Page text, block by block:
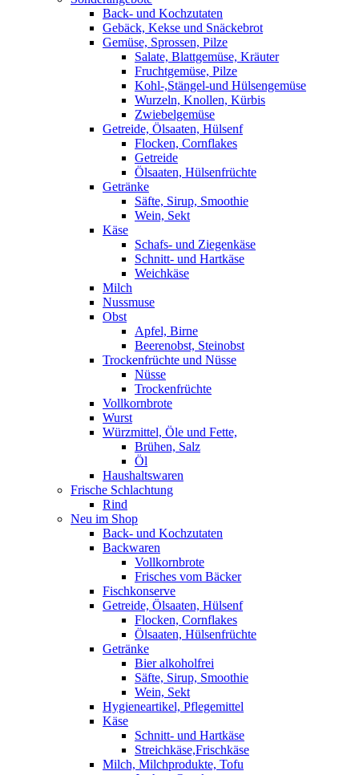
Back- und Kochzutaten
Gebäck, Kekse und Snäckebrot
Gemüse, Sprossen, Pilze
Salate, Blattgemüse, Kräuter
Fruchtgemüse, Pilze
Kohl-,Stängel-und Hülsengemüse
Wurzeln, Knollen, Kürbis
Zwiebelgemüse
Getreide, Ölsaaten, Hülsenf
Flocken, Cornflakes
Getreide
Ölsaaten, Hülsenfrüchte
Getränke
Säfte, Sirup, Smoothie
Wein, Sekt
Käse
Schafs- und Ziegenkäse
Schnitt- und Hartkäse
Weichkäse
Milch
Nussmuse
Obst
Apfel, Birne
Beerenobst, Steinobst
Trockenfrüchte und Nüsse
Nüsse
Trockenfrüchte
Vollkornbrote
Wurst
Würzmittel, Öle und Fette,
Brühen, Salz
Öl
Haushaltswaren
Frische Schlachtung
Rind
Neu im Shop
Back- und Kochzutaten
Backwaren
Vollkornbrote
Frisches vom Bäcker
Fischkonserve
Getreide, Ölsaaten, Hülsenf
Flocken, Cornflakes
Ölsaaten, Hülsenfrüchte
Getränke
Bier alkoholfrei
Säfte, Sirup, Smoothie
Wein, Sekt
Hygieneartikel, Pflegemittel
Käse
Schnitt- und Hartkäse
Streichkäse,Frischkäse
Milch, Milchprodukte, Tofu